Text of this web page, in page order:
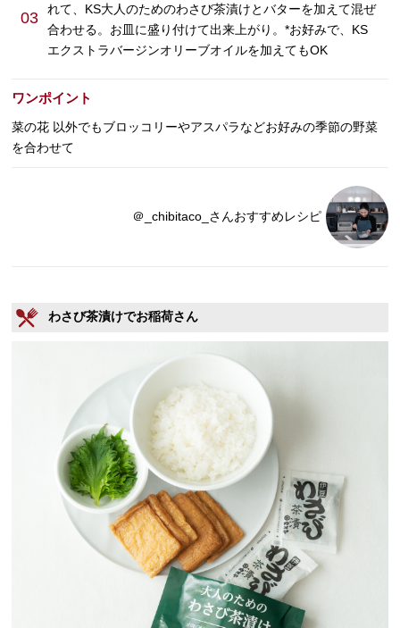
03
れて、KS大人のためのわさび茶漬けとバターを加えて混ぜ
合わせる。お皿に盛り付けて出来上がり。*お好みで、KS
エクストラバージンオリーブオイルを加えてもOK
ワンポイント
菜の花 以外でもブロッコリーやアスパラなどお好みの季節の野菜
を合わせて
＠_chibitaco_さんおすすめレシピ
わさび茶漬けでお稲荷さん